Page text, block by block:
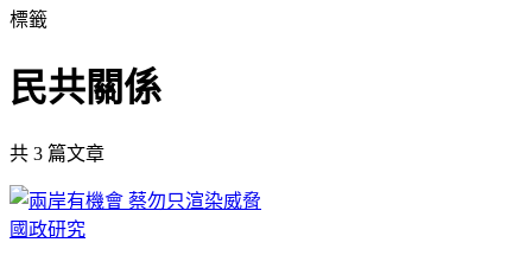
標籤
民共關係
共 3 篇文章
國政研究